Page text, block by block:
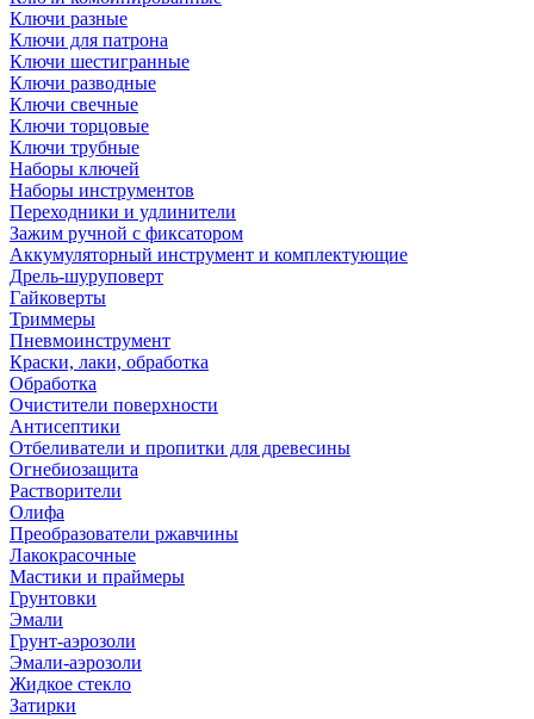
Ключи разные
Ключи для патрона
Ключи шестигранные
Ключи разводные
Ключи свечные
Ключи торцовые
Ключи трубные
Наборы ключей
Наборы инструментов
Переходники и удлинители
Зажим ручной с фиксатором
Аккумуляторный инструмент и комплектующие
Дрель-шуруповерт
Гайковерты
Триммеры
Пневмоинструмент
Краски, лаки, обработка
Обработка
Очистители поверхности
Антисептики
Отбеливатели и пропитки для древесины
Огнебиозащита
Растворители
Олифа
Преобразователи ржавчины
Лакокрасочные
Мастики и праймеры
Грунтовки
Эмали
Грунт-аэрозоли
Эмали-аэрозоли
Жидкое стекло
Затирки